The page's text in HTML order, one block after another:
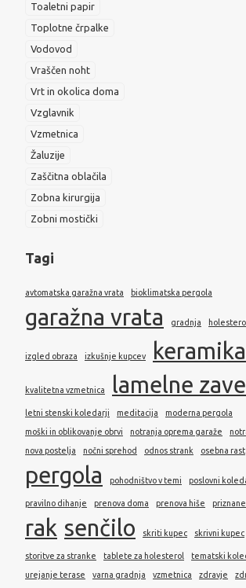
Toaletni papir
Toplotne črpalke
Vodovod
Vraščen noht
Vrt in okolica doma
Vzglavnik
Vzmetnica
Žaluzije
Zaščitna oblačila
Zobna kirurgija
Zobni mostički
Tagi
avtomatska garažna vrata bioklimatska pergola
garažna vrata gradnja
izgled obraza izkušnje kupcev keramika
kvalitetna vzmetnica lamelne
letni stenski koledarji meditacija
moderna pergola
moški in oblikovanje obrvi
notranja oprema garaže
nova postelja
nočni sprehod odnos strank osebna rast
pergola pohodništvo v temi poslovni
pravilno dihanje prenova doma prenova hiše
rak senčilo skriti kupec skrivni kupec
storitve za stranke tablete za holesterol
tematski
urejanje terase
varna gradnja vzmetnica zdravje